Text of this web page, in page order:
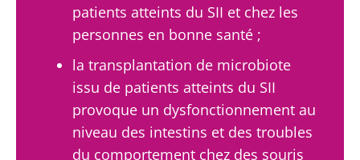
patients atteints du SII et chez les
personnes en bonne santé ;
la transplantation de microbiote
issu de patients atteints du SII
provoque un dysfonctionnement au
niveau des intestins et des troubles
du comportement chez des souris